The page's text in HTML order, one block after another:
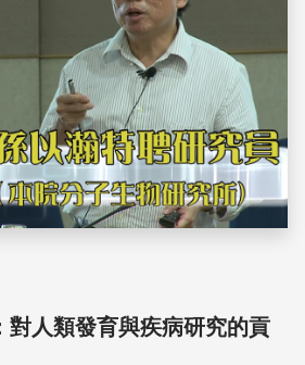
對人類發育與疾病研究的貢